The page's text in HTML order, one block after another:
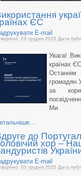
ЄС
E-mail
23 грудня 2025 Дата
Увага!
країнах ЄС
громадян
за
Ми
до
хор –
E-mail
03 грудня 2025 Дата